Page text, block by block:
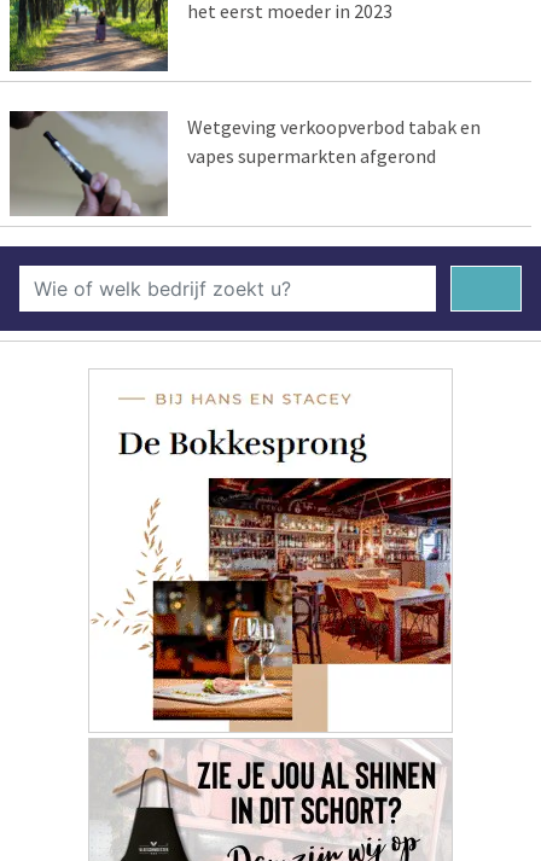
het eerst moeder in 2023
Wetgeving verkoopverbod tabak en
vapes supermarkten afgerond